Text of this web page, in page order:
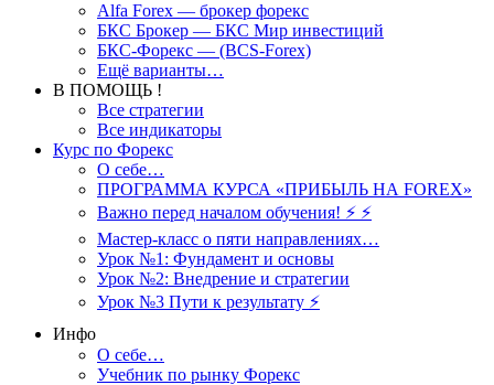
Alfa Forex — брокер форекс
БКС Брокер — БКС Мир инвестиций
БКС-Форекс — (BCS-Forex)
Ещё варианты…
В ПОМОЩЬ !
Все стратегии
Все индикаторы
Курс по Форекс
О себе…
ПРОГРАММА КУРСА «ПРИБЫЛЬ НА FOREX»
Важно перед началом обучения! ⚡ ⚡
Мастер-класс о пяти направлениях…
Урок №1: Фундамент и основы
Урок №2: Внедрение и стратегии
Урок №3 Пути к результату ⚡️
Инфо
О себе…
Учебник по рынку Форекс